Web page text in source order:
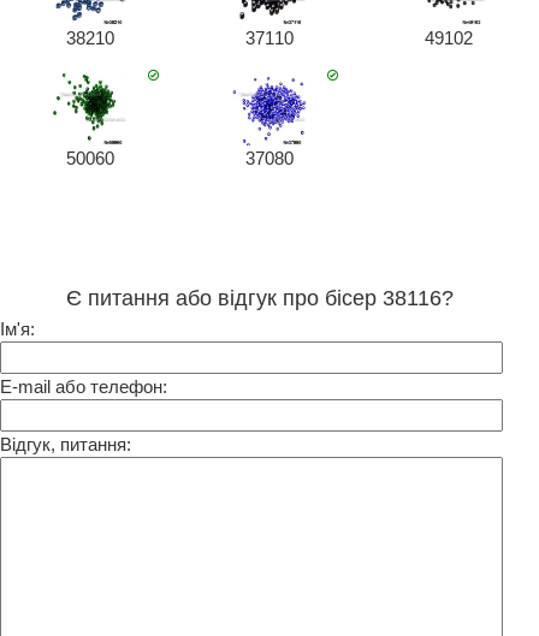
38210 37110 49102
50060 37080
Є питання або відгук про бісер 38116?
Ім'я:
E-mail або телефон:
Відгук, питання: